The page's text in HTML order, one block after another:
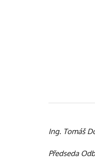
Ing. Tomáš
Předseda